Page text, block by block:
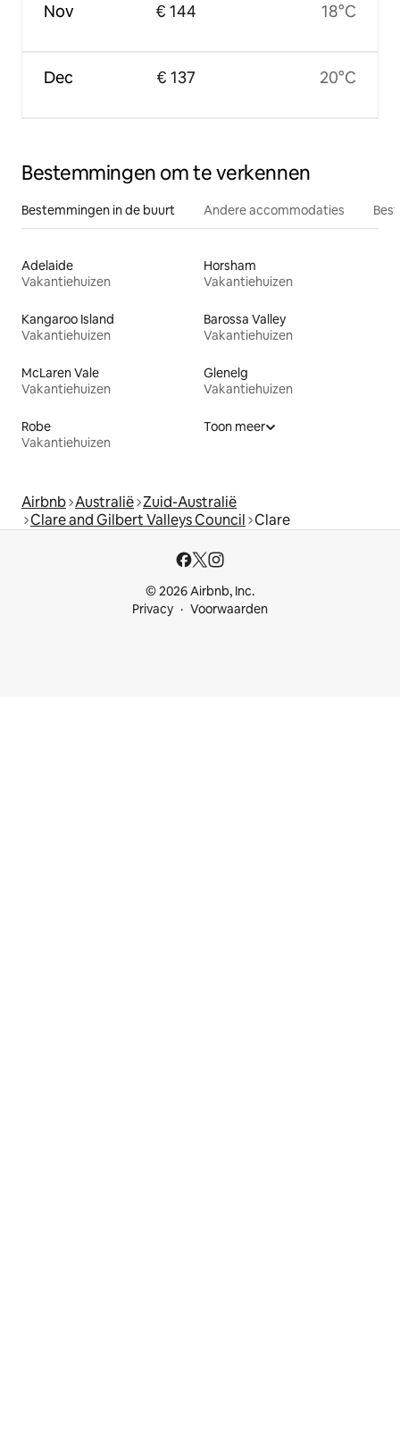
Nov
Dec
€ 144
€ 137
18°C
20°C
Bestemmingen om te verkennen
Bestemmingen in de buurt Andere accommodaties
Adelaide
Vakantiehuizen
Horsham
Vakantiehuizen
Kangaroo Island
Vakantiehuizen
Barossa Valley
Vakantiehuizen
McLaren Vale
Vakantiehuizen
Glenelg
Vakantiehuizen
Robe
Vakantiehuizen
Toon meer
Airbnb Australië Zuid-Australië
Clare and Gilbert Valleys Council Clare
© 2026 Airbnb, Inc.
Privacy
Voorwaarden